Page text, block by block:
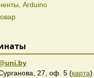
Arduino
27, оф. 5 (карта)